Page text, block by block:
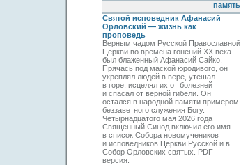
память
Святой исповедник Афанасий
Орловский — жизнь как
проповедь
Верным чадом Русской Православной
Церкви во времена гонений XX века
был блаженный Афанасий Сайко.
Прячась под маской юродивого, он
укреплял людей в вере, утешал
в горе, исцелял их от болезней
и спасал от верной гибели. Он
остался в народной памяти примером
беззаветного служения Богу.
Четырнадцатого мая 2026 года
Священный Синод включил его имя
в список Собора новомучеников
и исповедников Церкви Русской и в
Собор Орловских святых. PDF-
версия.